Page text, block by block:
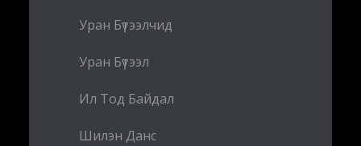
Уран Бүтээлчид
Уран Бүтээл
Ил Тод Байдал
Шилэн Данс